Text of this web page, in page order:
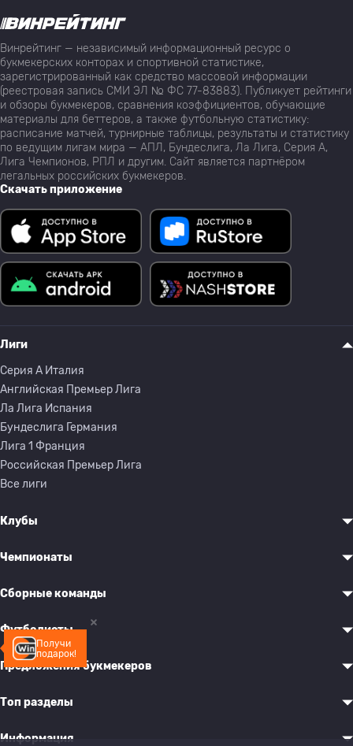
Получи
подарок!
Винрейтинг — независимый информационный ресурс о
букмекерских конторах и спортивной статистике,
зарегистрированный как средство массовой информации
(реестровая запись СМИ ЭЛ № ФС 77-83883). Публикует рейтинги
и обзоры букмекеров, сравнения коэффициентов, обучающие
материалы для беттеров, а также футбольную статистику:
расписание матчей, турнирные таблицы, результаты и статистику
по ведущим лигам мира — АПЛ, Бундеслига, Ла Лига, Серия А,
Лига Чемпионов, РПЛ и другим. Сайт является партнёром
легальных российских букмекеров.
Скачать приложение
Лиги
Серия A Италия
Английская Премьер Лига
Ла Лига Испания
Бундеслига Германия
Лига 1 Франция
Российская Премьер Лига
Все лиги
Клубы
Чемпионаты
Сборные команды
Футболисты
Предложения букмекеров
Топ разделы
Информация